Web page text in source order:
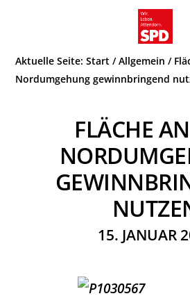
springen
springen
SPD
Leben.
Attendorn.
Aktuelle Seite:Start / Allgemein /
Nordumgehung gewinnbringend
FLÄCHE
15. JANUAR